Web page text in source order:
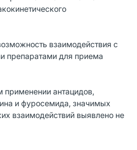
взаимодействия с
препаратами для приема
антацидов,
и фуросемида, значимых
взаимодействий выявлено не